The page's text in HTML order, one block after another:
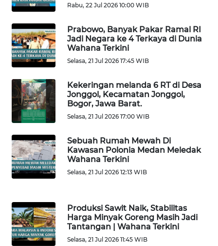
Rabu, 22 Jul 2026 10:00 WIB
Prabowo, Banyak Pakar Ramal RI
Jadi Negara ke 4 Terkaya di Dunia
Wahana Terkini
Selasa, 21 Jul 2026 17:45 WIB
Kekeringan melanda 6 RT di Desa
Jonggol, Kecamatan Jonggol,
Bogor, Jawa Barat.
Selasa, 21 Jul 2026 17:00 WIB
Sebuah Rumah Mewah Di
Kawasan Polonia Medan Meledak
Wahana Terkini
Selasa, 21 Jul 2026 12:13 WIB
Produksi Sawit Naik, Stabilitas
Harga Minyak Goreng Masih Jadi
Tantangan | Wahana Terkini
Selasa, 21 Jul 2026 11:45 WIB
PAKPAK
WN
KARAWANG
WN
BEKASI
WN
BOGOR
WN
DEPOK
WN
WN
SAMOSIR